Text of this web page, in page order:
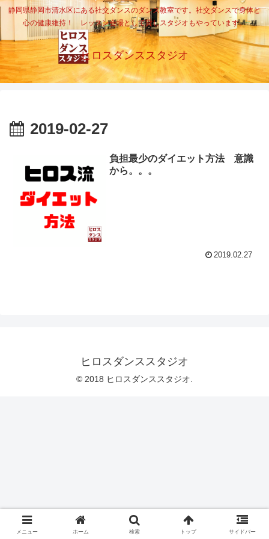
静岡県静岡市清水区にある社交ダンスのダンス教室です。社交ダンスで身体と
心の健康維持！ レッスン会場として貸しスタジオもやっています。
ヒロスダンススタジオ
2019-02-27
負担最少のダイエット方法 意識
から。。。
2019.02.27
ヒロスダンススタジオ
© 2018 ヒロスダンススタジオ.
メニュー ホーム 検索 トップ サイドバー